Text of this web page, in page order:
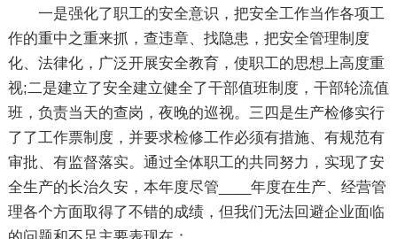
一是强化了职工的安全意识，把安全工作当作各项工
作的重中之重来抓，查违章、找隐患，把安全管理制度
化、法律化，广泛开展安全教育，使职工的思想上高度重
视;二是建立了安全建立健全了干部值班制度，干部轮流值
班，负责当天的查岗，夜晚的巡视。三四是生产检修实行
了了工作票制度，并要求检修工作必须有措施、有规范有
审批、有监督落实。通过全体职工的共同努力，实现了安
全生产的长治久安，本年度尽管____年度在生产、经营管
理各个方面取得了不错的成绩，但我们无法回避企业面临